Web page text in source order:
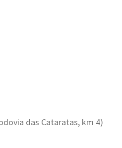
das Cataratas, km 4)